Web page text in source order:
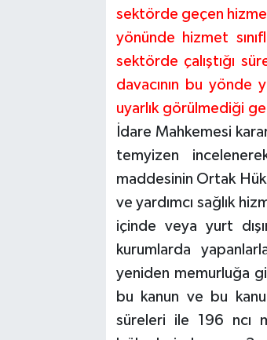
sektörde geçen
yönünde hizmet
sektörde çalıştığı
davacının bu yönde
uyarlık görülmediği
İdare Mahkemesi
temyizen
maddesinin Ortak
ve yardımcı sağlık
içinde veya yurt
kurumlarda
yeniden memurluğa
bu kanun ve bu
süreleri ile 196 ncı